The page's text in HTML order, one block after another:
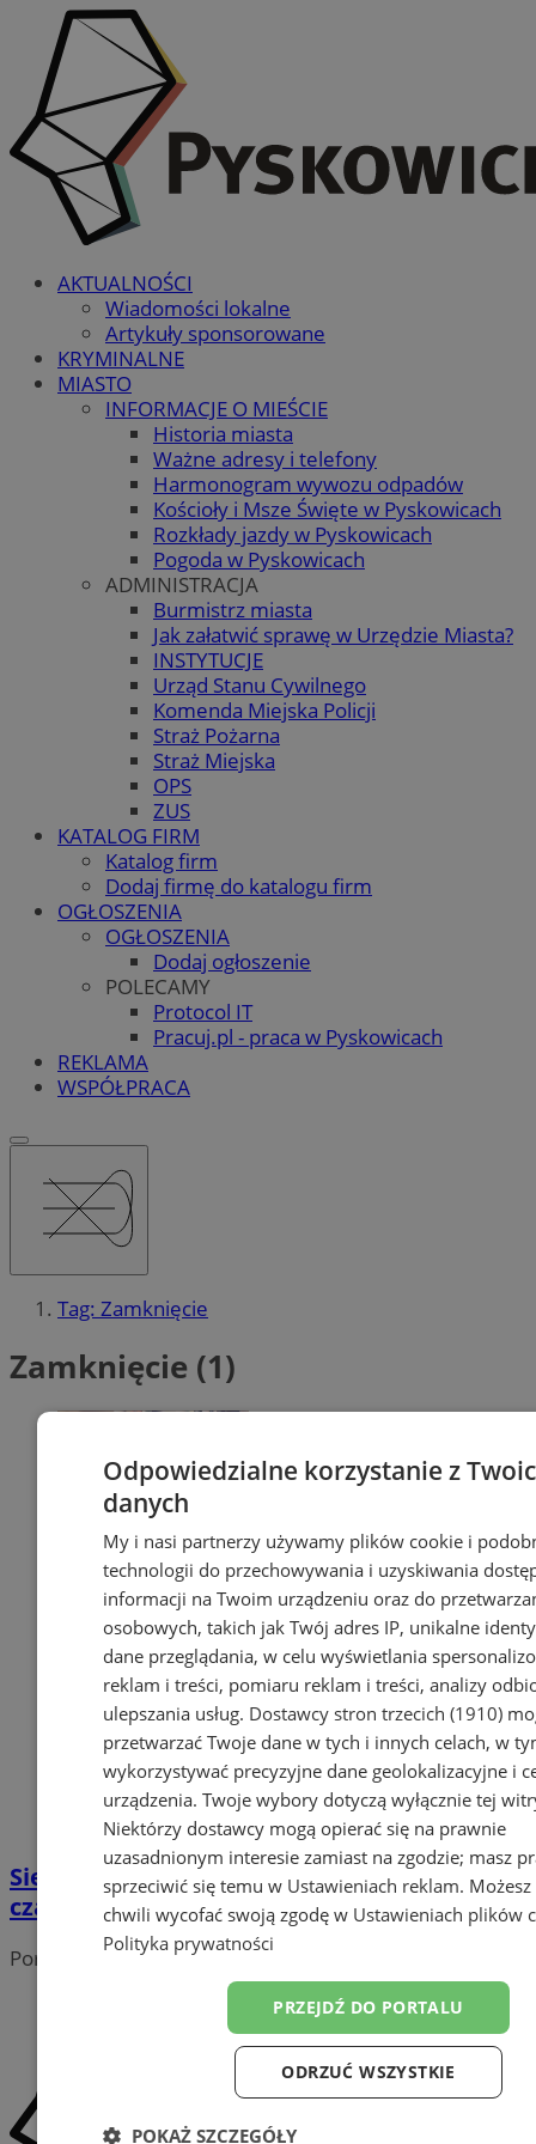
AKTUALNOŚCI
Wiadomości lokalne
Artykuły sponsorowane
KRYMINALNE
MIASTO
INFORMACJE O MIEŚCIE
Historia miasta
Ważne adresy i telefony
Harmonogram wywozu odpadów
Kościoły i Msze Święte w Pyskowicach
Rozkłady jazdy w Pyskowicach
Pogoda w Pyskowicach
ADMINISTRACJA
Burmistrz miasta
Jak załatwić sprawę w Urzędzie Miasta?
INSTYTUCJE
Urząd Stanu Cywilnego
Komenda Miejska Policji
Straż Pożarna
Straż Miejska
OPS
ZUS
KATALOG FIRM
Katalog firm
Dodaj firmę do katalogu firm
OGŁOSZENIA
OGŁOSZENIA
Dodaj ogłoszenie
POLECAMY
Protocol IT
Pracuj.pl - praca w Pyskowicach
REKLAMA
WSPÓŁPRACA
Tag: Zamknięcie
Zamknięcie (1)
Siedziba główna biblioteki jak nowa. Teraz
czas na Oddział dla Dzieci
Portal należy do sieci
Odpowiedzialne korzystanie z
danych
My i nasi partnerzy używamy plików cookie i
technologii do przechowywania i uzyskiwania
informacji na Twoim urządzeniu oraz do
osobowych, takich jak Twój adres IP, unikalne
dane przeglądania, w celu wyświetlania
reklam i treści, pomiaru reklam i treści, analizy
ulepszania usług. Dostawcy stron trzecich (1910)
przetwarzać Twoje dane w tych i innych celach, w
wykorzystywać precyzyjne dane geolokalizacyjne i
urządzenia. Twoje wybory dotyczą wyłącznie tej
Niektórzy dostawcy mogą opierać się na prawnie
uzasadnionym interesie zamiast na zgodzie; masz
sprzeciwić się temu w Ustawieniach reklam.
chwili wycofać swoją zgodę w Ustawieniach plików
Polityka prywatności
PRZEJDŹ DO PORTALU
ODRZUĆ WSZYSTKIE
POKAŻ SZCZEGÓŁY